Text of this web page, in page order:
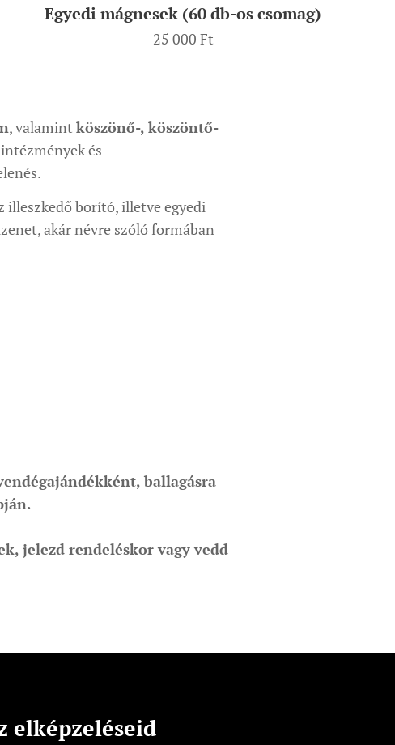
Egyedi mágnesek (60 db-os csomag)
25 000 Ft
, valamint köszönő-, köszöntő-
és
illeszkedő borító, illetve egyedi
akár névre szóló formában
ballagásra
jelezd rendeléskor vagy vedd
elképzeléseid